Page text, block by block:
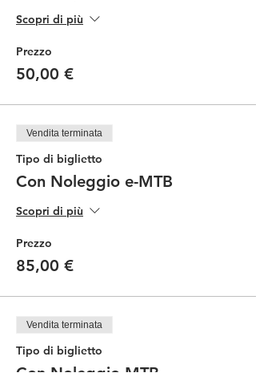
Scopri di più
Prezzo
50,00 €
Vendita terminata
Tipo di biglietto
Con Noleggio e-MTB
Scopri di più
Prezzo
85,00 €
Vendita terminata
Tipo di biglietto
Con Noleggio MTB